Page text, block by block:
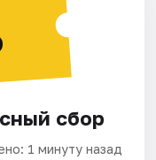
сбор
1 минуту назад